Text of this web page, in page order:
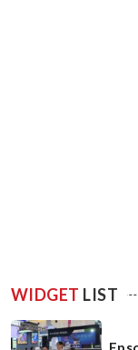
WIDGET LIST